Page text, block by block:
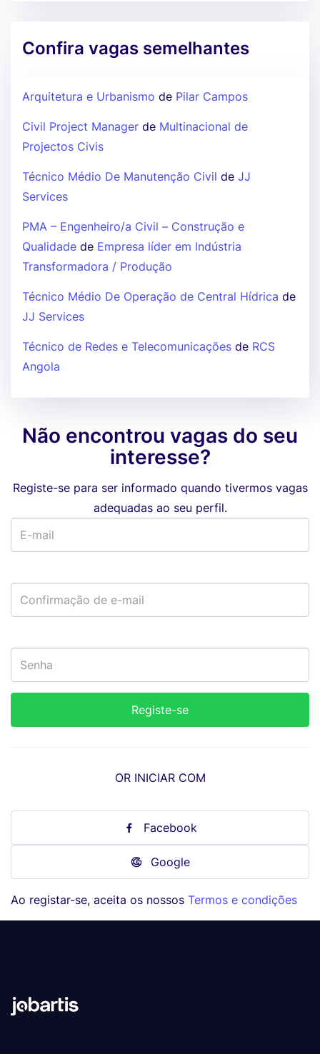
Confira vagas semelhantes
Arquitetura e Urbanismo de Pilar Campos
Civil Project Manager de Multinacional de
Projectos Civis
Técnico Médio De Manutenção Civil de JJ
Services
PMA – Engenheiro/a Civil – Construção e
Qualidade de Empresa líder em Indústria
Transformadora / Produção
Técnico Médio De Operação de Central Hídrica de
JJ Services
Técnico de Redes e Telecomunicações de RCS
Angola
Não encontrou vagas do seu
interesse?
Registe-se para ser informado quando tivermos vagas
adequadas ao seu perfil.
OR INICIAR COM
Facebook
Google
Ao registar-se, aceita os nossos Termos e condições